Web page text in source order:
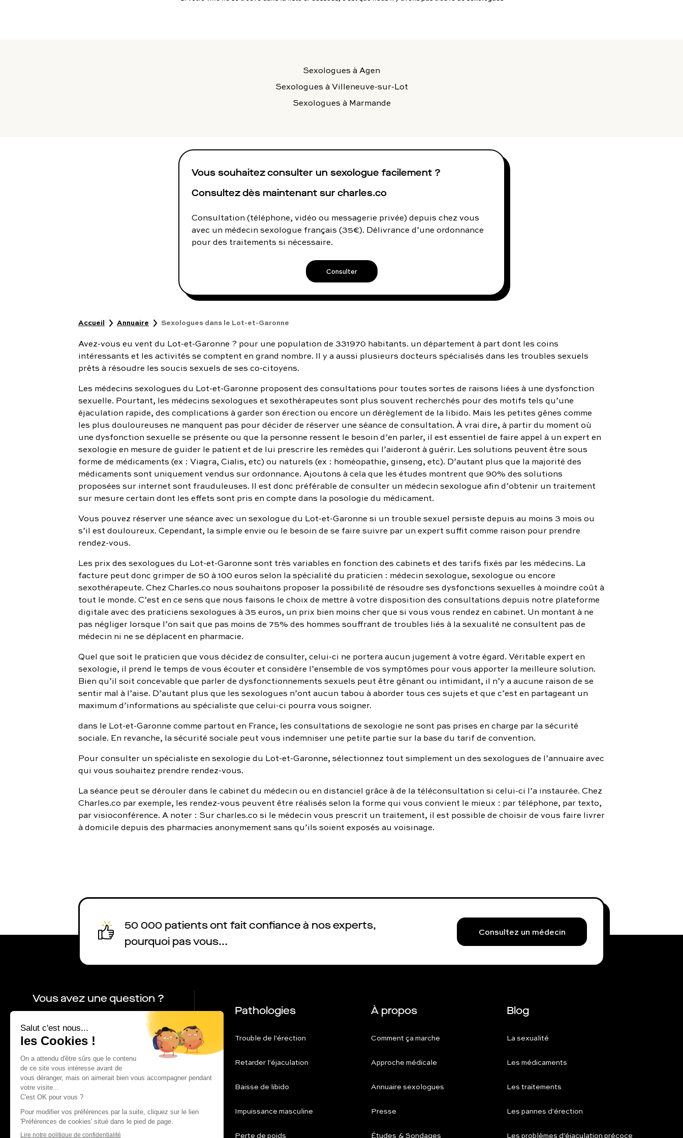
sexuelles
Sexologues à Agen
Sexologues à Villeneuve-sur-Lot
Sexologues à Marmande
Vous souhaitez consulter un sexologue facilement ?
Consultez dès maintenant sur charles.co
Consultation (téléphone, vidéo ou messagerie privée) depuis chez vous
avec un médecin sexologue français (35€). Délivrance d’une ordonnance
pour des traitements si nécessaire.
Consulter
Accueil Annuaire Sexologues dans le Lot-et-Garonne
Avez-vous eu vent du Lot-et-Garonne ? pour une population de 331970 habitants. un département à part dont les coins
intéressants et les activités se comptent en grand nombre. Il y a aussi plusieurs docteurs spécialisés dans les troubles sexuels
prêts à résoudre les soucis sexuels de ses co-citoyens.
Les médecins sexologues du Lot-et-Garonne proposent des consultations pour toutes sortes de raisons liées à une dysfonction
sexuelle. Pourtant, les médecins sexologues et sexothérapeutes sont plus souvent recherchés pour des motifs tels qu’une
éjaculation rapide, des complications à garder son érection ou encore un dérèglement de la libido. Mais les petites gênes comme
les plus douloureuses ne manquent pas pour décider de réserver une séance de consultation. À vrai dire, à partir du moment où
une dysfonction sexuelle se présente ou que la personne ressent le besoin d’en parler, il est essentiel de faire appel à un expert en
sexologie en mesure de guider le patient et de lui prescrire les remèdes qui l’aideront à guérir. Les solutions peuvent être sous
forme de médicaments (ex : Viagra, Cialis, etc) ou naturels (ex : homéopathie, ginseng, etc). D’autant plus que la majorité des
médicaments sont uniquement vendus sur ordonnance. Ajoutons à cela que les études montrent que 90% des solutions
proposées sur internet sont frauduleuses. Il est donc préférable de consulter un médecin sexologue afin d’obtenir un traitement
sur mesure certain dont les effets sont pris en compte dans la posologie du médicament.
Vous pouvez réserver une séance avec un sexologue du Lot-et-Garonne si un trouble sexuel persiste depuis au moins 3 mois ou
s’il est douloureux. Cependant, la simple envie ou le besoin de se faire suivre par un expert suffit comme raison pour prendre
rendez-vous.
Les prix des sexologues du Lot-et-Garonne sont très variables en fonction des cabinets et des tarifs fixés par les médecins. La
facture peut donc grimper de 50 à 100 euros selon la spécialité du praticien : médecin sexologue, sexologue ou encore
sexothérapeute. Chez Charles.co nous souhaitons proposer la possibilité de résoudre ses dysfonctions sexuelles à moindre coût à
tout le monde. C’est en ce sens que nous faisons le choix de mettre à votre disposition des consultations depuis notre plateforme
digitale avec des praticiens sexologues à 35 euros, un prix bien moins cher que si vous vous rendez en cabinet. Un montant à ne
pas négliger lorsque l’on sait que pas moins de 75% des hommes souffrant de troubles liés à la sexualité ne consultent pas de
médecin ni ne se déplacent en pharmacie.
Quel que soit le praticien que vous décidez de consulter, celui-ci ne portera aucun jugement à votre égard. Véritable expert en
sexologie, il prend le temps de vous écouter et considère l’ensemble de vos symptômes pour vous apporter la meilleure solution.
Bien qu’il soit concevable que parler de dysfonctionnements sexuels peut être gênant ou intimidant, il n’y a aucune raison de se
sentir mal à l’aise. D’autant plus que les sexologues n’ont aucun tabou à aborder tous ces sujets et que c’est en partageant un
maximum d’informations au spécialiste que celui-ci pourra vous soigner.
dans le Lot-et-Garonne comme partout en France, les consultations de sexologie ne sont pas prises en charge par la sécurité
sociale. En revanche, la sécurité sociale peut vous indemniser une petite partie sur la base du tarif de convention.
Pour consulter un spécialiste en sexologie du Lot-et-Garonne, sélectionnez tout simplement un des sexologues de l’annuaire avec
qui vous souhaitez prendre rendez-vous.
La séance peut se dérouler dans le cabinet du médecin ou en distanciel grâce à de la téléconsultation si celui-ci l’a instaurée. Chez
Charles.co par exemple, les rendez-vous peuvent être réalisés selon la forme qui vous convient le mieux : par téléphone, par texto,
par visioconférence. A noter : Sur charles.co si le médecin vous prescrit un traitement, il est possible de choisir de vous faire livrer
à domicile depuis des pharmacies anonymement sans qu’ils soient exposés au voisinage.
50 000 patients ont fait confiance à nos experts,
pourquoi pas vous...
Consultez un médecin
Vous avez une question ?
01 86 65 17 33
contact@charles.co
FAQ
Pathologies
Trouble de l'érection
Retarder l'éjaculation
Baisse de libido
Impuissance masculine
Perte de poids
À propos
Comment ça marche
Approche médicale
Annuaire sexologues
Presse
Études & Sondages
Blog
La sexualité
Les médicaments
Les traitements
Les pannes d'érection
Les problèmes d'éjaculation précoce